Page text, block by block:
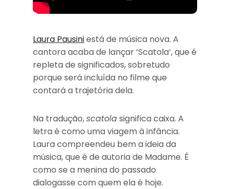
Laura Pausiniestá de música nova. A
cantora acaba de lançar ‘Scatola’, que é
repleta de significados, sobretudo
porque será incluída no filme que
contará a trajetória dela.
Na tradução,scatolasignifica caixa. A
letra é como uma viagem à infância.
Laura compreendeu bem a ideia da
música, que é de autoria de Madame. É
como se a menina do passado
dialogasse com quem ela é hoje.